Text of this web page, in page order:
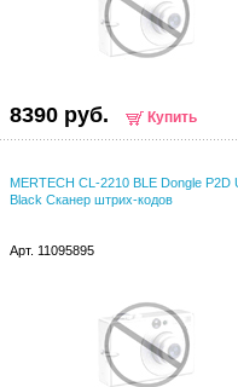
8390 руб. Купить
MERTECH CL-2210 BLE Dongle P2D
Black Сканер штрих-кодов
Арт. 11095895